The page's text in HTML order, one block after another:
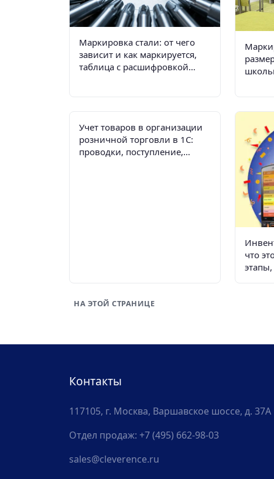
Маркировка стали: от чего
зависит и как маркируется,
таблица с расшифровкой
Учет товаров в организации
розничной торговли в 1С:
проводки, поступление,
что
НА ЭТОЙ СТРАНИЦЕ
Контакты
117105, г. Москва, Варшавское шоссе, д. 37А
Отдел продаж: +7 (495) 662-98-03
sales@cleverence.ru